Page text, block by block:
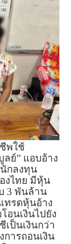
พใช้
ย์” แอบอ้าง
กลงทุน
งไทย มีหุ้น
3 พันล้าน
ทรดหุ้นอ้าง
อนเงินไปยัง
ป็นเงินกว่า
การถอนเงิน